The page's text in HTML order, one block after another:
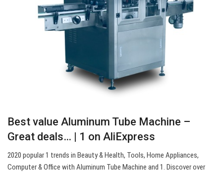
Best value Aluminum Tube Machine –
Great deals… | 1 on AliExpress
2020 popular 1 trends in Beauty & Health, Tools, Home Appliances,
Computer & Office with Aluminum Tube Machine and 1. Discover over